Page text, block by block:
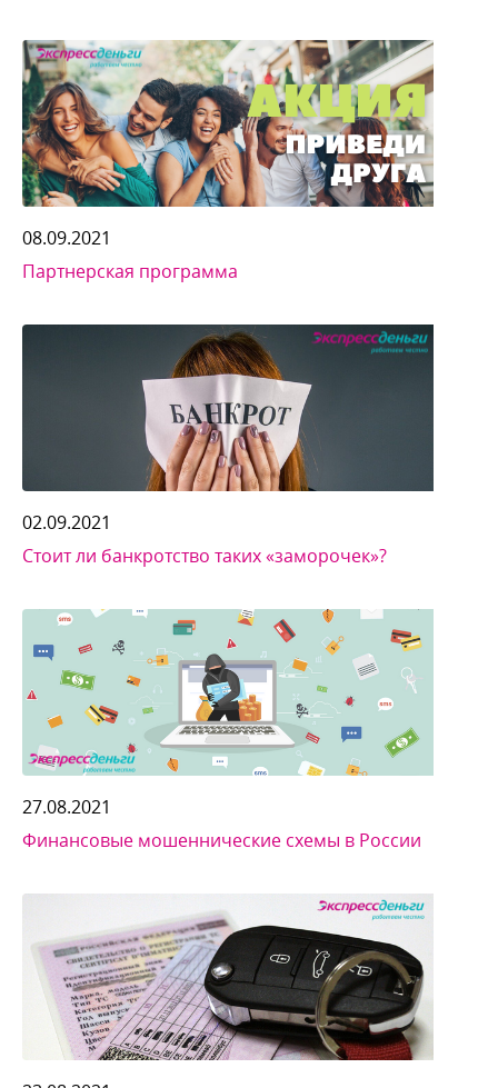
08.09.2021
Партнерская программа
02.09.2021
Стоит ли банкротство таких «заморочек»?
27.08.2021
Финансовые мошеннические схемы в России